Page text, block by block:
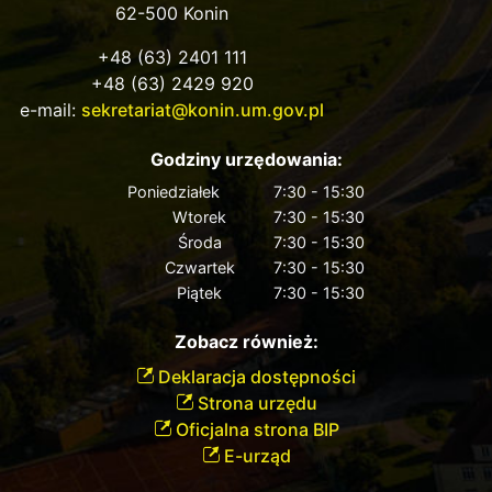
62-500 Konin
+48 (63) 2401 111
+48 (63) 2429 920
e-mail: sekretariat@konin.um.gov.pl
Godziny urzędowania:
Poniedziałek
7:30 - 15:30
Wtorek
7:30 - 15:30
Środa
7:30 - 15:30
Czwartek
7:30 - 15:30
Piątek
7:30 - 15:30
Zobacz również:
Deklaracja dostępności
Strona urzędu
Oficjalna strona BIP
E-urząd